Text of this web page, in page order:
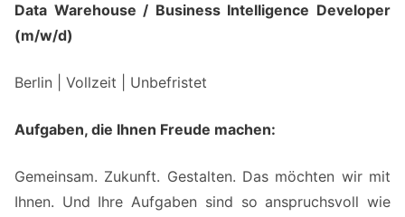
Data Warehouse / Business Intelligence Developer
(m/w/d)
Berlin | Vollzeit | Unbefristet
Aufgaben, die Ihnen Freude machen:
Gemeinsam. Zukunft. Gestalten. Das möchten wir mit
Ihnen. Und Ihre Aufgaben sind so anspruchs­voll wie